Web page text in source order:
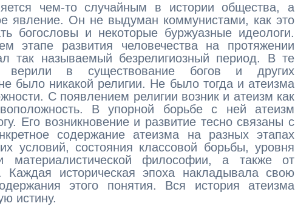
чем-то случайным в истории общества, а
явление. Он не выдуман коммунистами, как это
богословы и некоторые буржуазные идеологи.
этапе развития человечества на протяжении
так называемый безрелигиозный период. В те
в существование богов и других
было никакой религии. Не было тогда и атеизма
С появлением религии возник и атеизм как
В упорной борьбе с ней атеизм
Его возникновение и развитие тесно связаны с
содержание атеизма на разных этапах
условий, состояния классовой борьбы, уровня
материалистической философии, а также от
Каждая историческая эпоха накладывала свою
этого понятия. Вся история атеизма
истину.